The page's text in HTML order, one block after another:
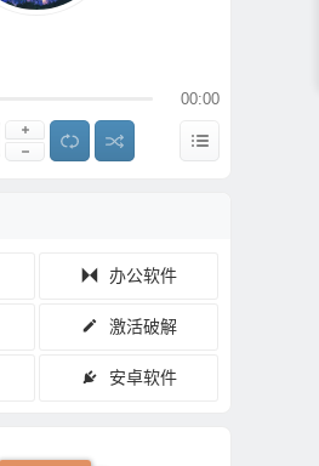
00:00
办公软件
激活破解
安卓软件